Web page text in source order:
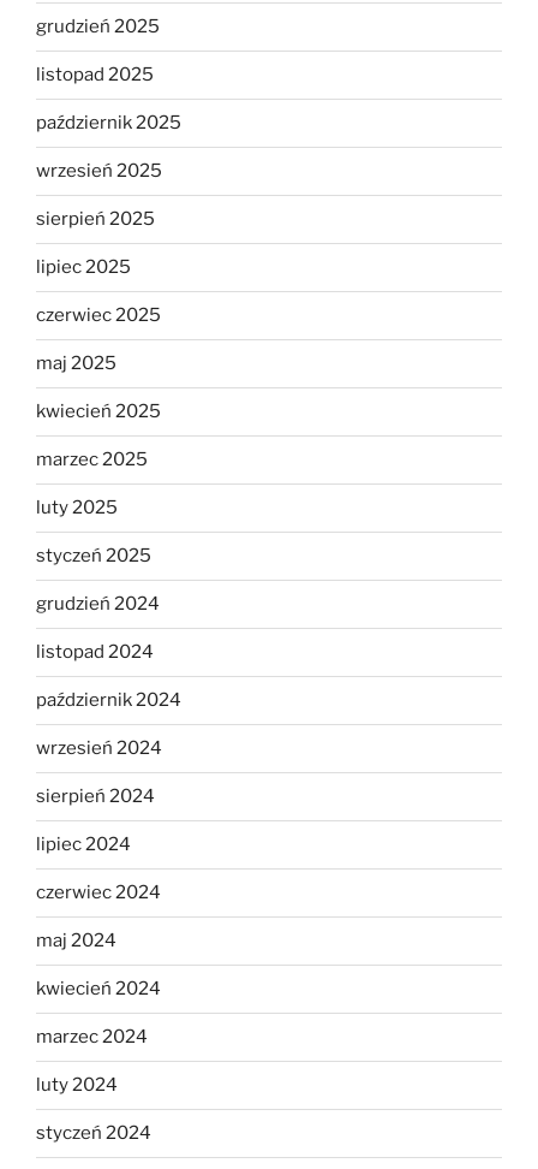
grudzień 2025
listopad 2025
październik 2025
wrzesień 2025
sierpień 2025
lipiec 2025
czerwiec 2025
maj 2025
kwiecień 2025
marzec 2025
luty 2025
styczeń 2025
grudzień 2024
listopad 2024
październik 2024
wrzesień 2024
sierpień 2024
lipiec 2024
czerwiec 2024
maj 2024
kwiecień 2024
marzec 2024
luty 2024
styczeń 2024